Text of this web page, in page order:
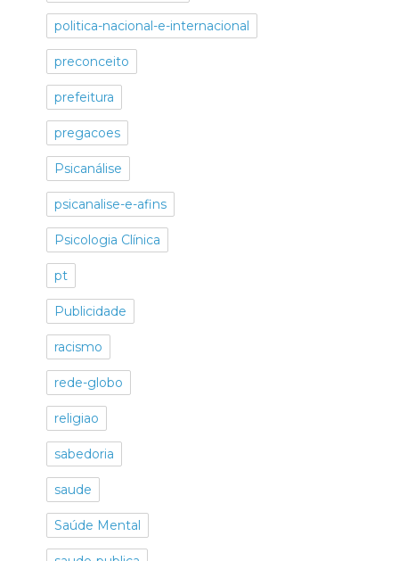
politica-nacional-e-internacional
preconceito
prefeitura
pregacoes
Psicanálise
psicanalise-e-afins
Psicologia Clínica
pt
Publicidade
racismo
rede-globo
religiao
sabedoria
saude
Saúde Mental